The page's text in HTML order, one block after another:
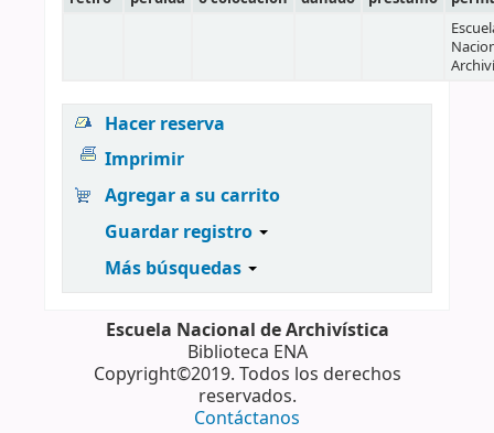
Hacer reserva
Imprimir
Agregar a su carrito
Guardar registro
Más búsquedas
Escuela Nacional de Archivística
Biblioteca ENA
Copyright©2019. Todos los derechos
reservados.
Contáctanos